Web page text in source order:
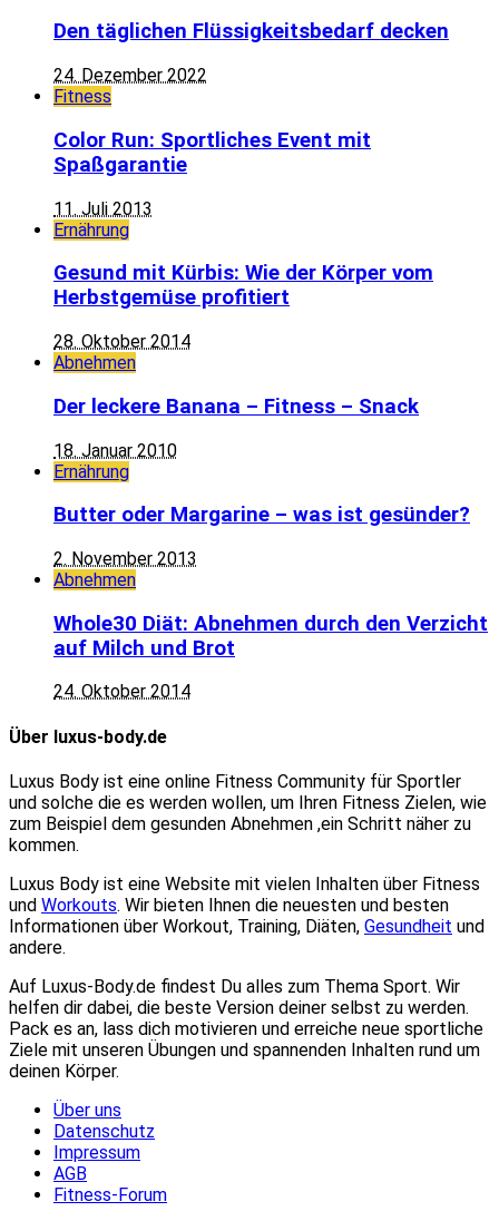
Den täglichen Flüssigkeitsbedarf decken
24. Dezember 2022
Fitness
Color Run: Sportliches Event mit
Spaßgarantie
11. Juli 2013
Ernährung
Gesund mit Kürbis: Wie der Körper vom
Herbstgemüse profitiert
28. Oktober 2014
Abnehmen
Der leckere Banana – Fitness – Snack
18. Januar 2010
Ernährung
Butter oder Margarine – was ist gesünder?
2. November 2013
Abnehmen
Whole30 Diät: Abnehmen durch den Verzicht
auf Milch und Brot
24. Oktober 2014
Über luxus-body.de
Luxus Body ist eine online Fitness Community für Sportler
und solche die es werden wollen, um Ihren Fitness Zielen, wie
zum Beispiel dem gesunden Abnehmen ,ein Schritt näher zu
kommen.
Luxus Body ist eine Website mit vielen Inhalten über Fitness
und Workouts. Wir bieten Ihnen die neuesten und besten
Informationen über Workout, Training, Diäten, Gesundheit und
andere.
Auf Luxus-Body.de findest Du alles zum Thema Sport. Wir
helfen dir dabei, die beste Version deiner selbst zu werden.
Pack es an, lass dich motivieren und erreiche neue sportliche
Ziele mit unseren Übungen und spannenden Inhalten rund um
deinen Körper.
Über uns
Datenschutz
Impressum
AGB
Fitness-Forum